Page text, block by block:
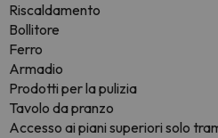
Riscaldamento
Bollitore
Ferro
Armadio
Prodotti per la pulizia
Tavolo da pranzo
Accesso ai piani superiori solo